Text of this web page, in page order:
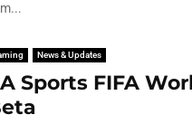
News & Updates
Sports FIFA